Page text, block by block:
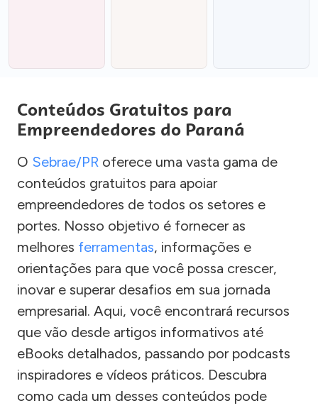
Conteúdos Gratuitos para
Empreendedores do Paraná
O Sebrae/PR oferece uma vasta gama de
conteúdos gratuitos para apoiar
empreendedores de todos os setores e
portes. Nosso objetivo é fornecer as
melhores ferramentas, informações e
orientações para que você possa crescer,
inovar e superar desafios em sua jornada
empresarial. Aqui, você encontrará recursos
que vão desde artigos informativos até
eBooks detalhados, passando por podcasts
inspiradores e vídeos práticos. Descubra
como cada um desses conteúdos pode